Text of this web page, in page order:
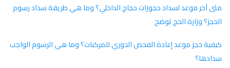
متى آخر موعد لسداد حجوزات حجاج الداخلي؟ وما هي طريقة سداد رسوم
الحجز؟ وزارة الحج توضح
كيفية حجز موعد إعادة الفحص الدوري للمركبات؟ وما هي الرسوم الواجب
سدادها؟